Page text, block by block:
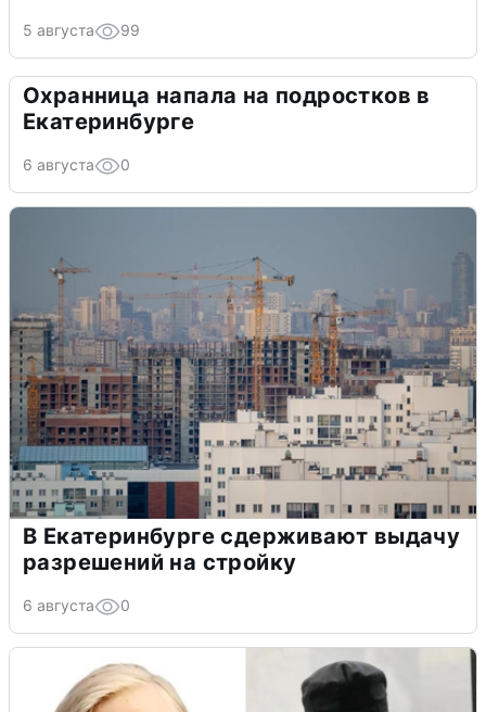
5 августа 99
Охранница напала на подростков в
Екатеринбурге
6 августа 0
В Екатеринбурге сдерживают выдачу
разрешений на стройку
6 августа 0